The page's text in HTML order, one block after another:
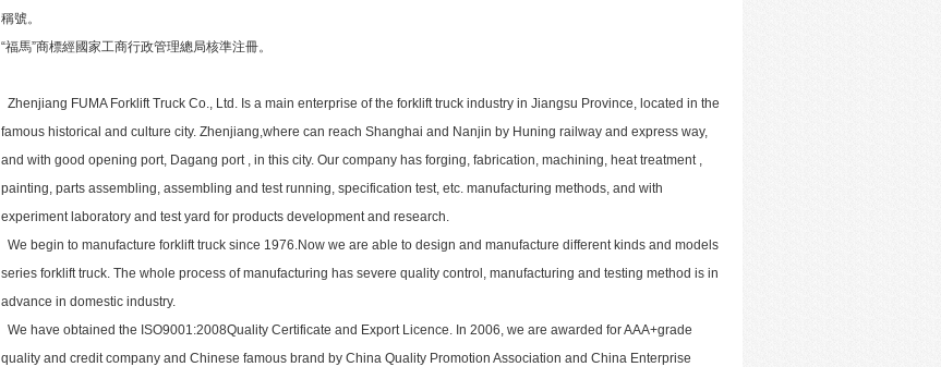
稱號。
“福馬”商標經國家工商行政管理總局核準注冊。
Zhenjiang FUMA Forklift Truck Co., Ltd. Is a main enterprise of the forklift truck industry in Jiangsu Province, located in the
famous historical and culture city. Zhenjiang,where can reach Shanghai and Nanjin by Huning railway and express way,
and with good opening port, Dagang port , in this city. Our company has forging, fabrication, machining, heat treatment ,
painting, parts assembling, assembling and test running, specification test, etc. manufacturing methods, and with
experiment laboratory and test yard for products development and research.
We begin to manufacture forklift truck since 1976.Now we are able to design and manufacture different kinds and models
series forklift truck. The whole process of manufacturing has severe quality control, manufacturing and testing method is in
advance in domestic industry.
We have obtained the ISO9001:2008Quality Certificate and Export Licence. In 2006, we are awarded for AAA+grade
quality and credit company and Chinese famous brand by China Quality Promotion Association and China Enterprise